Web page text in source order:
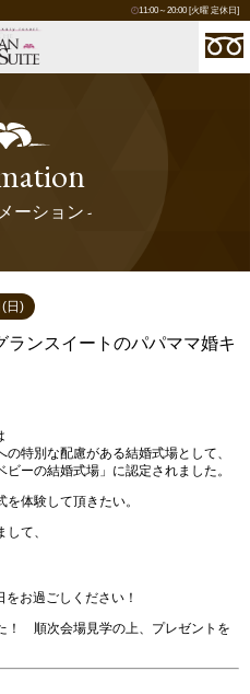
11:00～20:00 [火曜 定休日]
ーション -
(日)
ランスイートのパパママ婚キ
特別な配慮がある結婚式場として、
ーの結婚式場」に認定されました。
体験して頂きたい。
て、
お過ごしください！
！ 順次会場見学の上、プレゼントを